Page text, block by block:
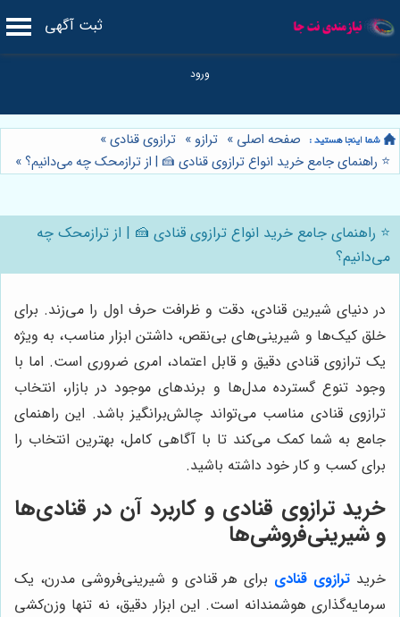
ثبت آگهی
صفحه اصلی » ترازو » ترازوی قنادی»
⭐️ راهنمای جامع خرید انواع ترازوی قنادی 🍰 | از ترازمحک چه می‌دانیم؟»
⭐️ راهنمای جامع خرید انواع ترازوی قنادی 🍰 | از ترازمحک چه
می‌دانیم؟
در دنیای شیرین قنادی، دقت و ظرافت حرف اول را می‌زند. برای
خلق کیک‌ها و شیرینی‌های بی‌نقص، داشتن ابزار مناسب، به ویژه
یک ترازوی قنادی دقیق و قابل اعتماد، امری ضروری است. اما با
وجود تنوع گسترده مدل‌ها و برندهای موجود در بازار، انتخاب
ترازوی قنادی مناسب می‌تواند چالش‌برانگیز باشد. این راهنمای
جامع به شما کمک می‌کند تا با آگاهی کامل، بهترین انتخاب را
برای کسب و کار خود داشته باشید.
خرید ترازوی قنادی و کاربرد آن در قنادی‌ها
و شیرینی‌فروشی‌ها
خرید ترازوی قنادی برای هر قنادی و شیرینی‌فروشی مدرن، یک
سرمایه‌گذاری هوشمندانه است. این ابزار دقیق، نه تنها وزن‌کشی